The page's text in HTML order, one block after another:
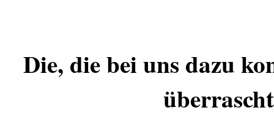
Die, die bei uns dazu